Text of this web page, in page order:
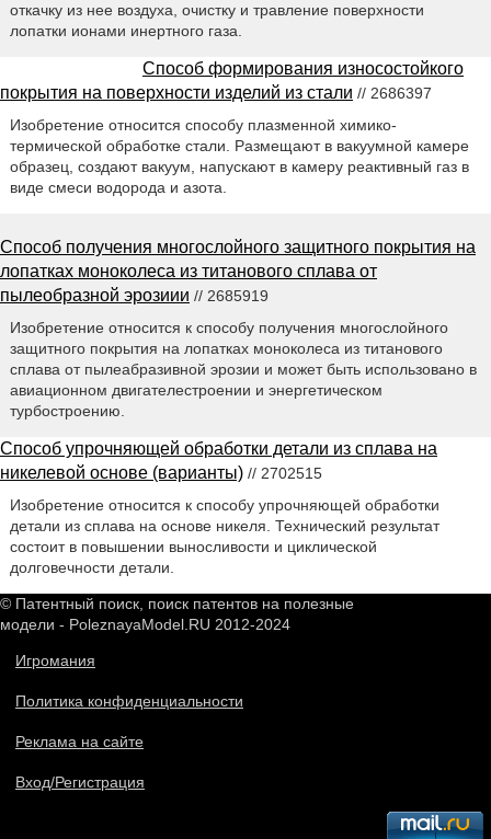
откачку из нее воздуха, очистку и травление поверхности
лопатки ионами инертного газа.
Способ формирования износостойкого
покрытия на поверхности изделий из стали // 2686397
Изобретение относится способу плазменной химико-
термической обработке стали. Размещают в вакуумной камере
образец, создают вакуум, напускают в камеру реактивный газ в
виде смеси водорода и азота.
Способ получения многослойного защитного покрытия на
лопатках моноколеса из титанового сплава от
пылеобразной эрозиии // 2685919
Изобретение относится к способу получения многослойного
защитного покрытия на лопатках моноколеса из титанового
сплава от пылеабразивной эрозии и может быть использовано в
авиационном двигателестроении и энергетическом
турбостроению.
Способ упрочняющей обработки детали из сплава на
никелевой основе (варианты) // 2702515
Изобретение относится к способу упрочняющей обработки
детали из сплава на основе никеля. Технический результат
состоит в повышении выносливости и циклической
долговечности детали.
© Патентный поиск, поиск патентов на полезные
модели - PoleznayaModel.RU 2012-2024
Игромания
Политика конфиденциальности
Реклама на сайте
Вход/Регистрация